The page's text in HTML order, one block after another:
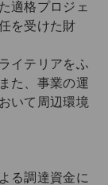
適格プロジェ
を受けた財
イテリアをふ
た、事業の運
いて周辺環境
る調達資金に